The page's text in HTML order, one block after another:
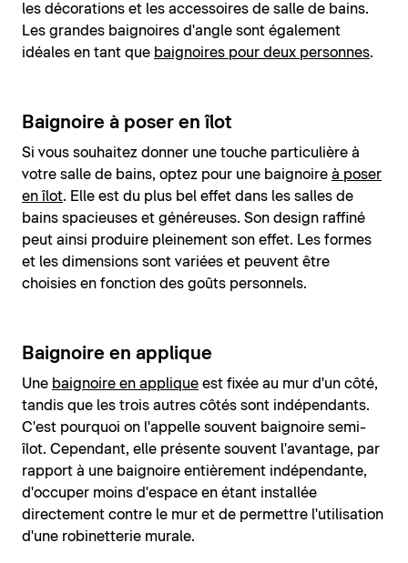
les décorations et les accessoires de salle de bains.
Les grandes baignoires d'angle sont également
idéales en tant que baignoires pour deux personnes.
Baignoire à poser en îlot
Si vous souhaitez donner une touche particulière à
votre salle de bains, optez pour une baignoire à poser
en îlot. Elle est du plus bel effet dans les salles de
bains spacieuses et généreuses. Son design raffiné
peut ainsi produire pleinement son effet. Les formes
et les dimensions sont variées et peuvent être
choisies en fonction des goûts personnels.
Baignoire en applique
Une baignoire en applique est fixée au mur d'un côté,
tandis que les trois autres côtés sont indépendants.
C'est pourquoi on l'appelle souvent baignoire semi-
îlot. Cependant, elle présente souvent l'avantage, par
rapport à une baignoire entièrement indépendante,
d'occuper moins d'espace en étant installée
directement contre le mur et de permettre l'utilisation
d'une robinetterie murale.